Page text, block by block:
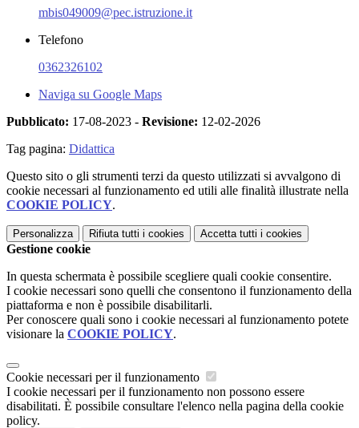
mbis049009@pec.istruzione.it
Telefono
0362326102
Naviga su Google Maps
Pubblicato: 17-08-2023 - Revisione: 12-02-2026
Tag pagina: Didattica
Questo sito o gli strumenti terzi da questo utilizzati si avvalgono di
cookie necessari al funzionamento ed utili alle finalità illustrate nella
COOKIE POLICY.
Personalizza Rifiuta tutti i cookies Accetta tutti i cookies
Gestione cookie
In questa schermata è possibile scegliere quali cookie consentire.
I cookie necessari sono quelli che consentono il funzionamento della
piattaforma e non è possibile disabilitarli.
Per conoscere quali sono i cookie necessari al funzionamento potete
visionare la COOKIE POLICY.
Cookie necessari per il funzionamento
I cookie necessari per il funzionamento non possono essere
disabilitati. È possibile consultare l'elenco nella pagina della cookie
policy.